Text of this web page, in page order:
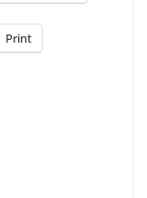
Print